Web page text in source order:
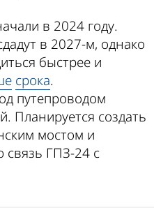
в 2024 году.
в 2027-м, однако
быстрее и
срока.
путепроводом
Планируется создать
мостом и
связь ГПЗ-24 с